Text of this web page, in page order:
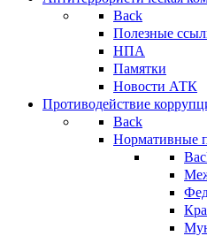
Back
Полезные
НПА
Памятки
Новости АТК
Противодействие
Back
Нормативные